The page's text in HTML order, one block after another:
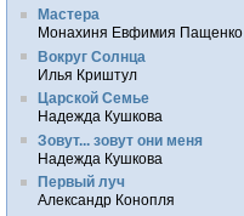
Мастера
Монахиня Евфимия Пащенко
Вокруг Солнца
Илья Криштул
Царской Семье
Надежда Кушкова
Зовут... зовут они меня
Надежда Кушкова
Первый луч
Александр Конопля